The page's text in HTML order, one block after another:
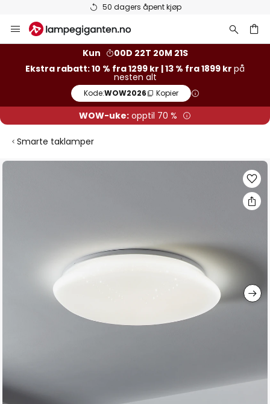
Varer på lager sendes raskt
Hopp
til
Kun
00D 22T 20M 20S
Ekstra rabatt: 10 % fra 1299 kr | 13 % fra 1899 kr på
nesten alt
Kode:WOW2026 Kopier
WOW-uke: opptil 70 %
Smarte taklamper
Gå